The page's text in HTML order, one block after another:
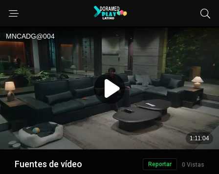
Fuentes de vídeo 0 Vistas
Reportar